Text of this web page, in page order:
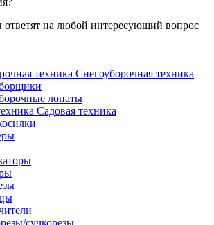
на любой интересующий вопрос
Снегоуборочная техника
лопаты
Садовая техника